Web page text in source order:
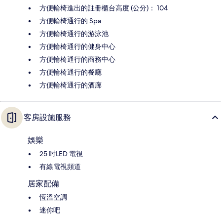
方便輪椅進出的註冊櫃台高度 (公分)： 104
方便輪椅通行的 Spa
方便輪椅通行的游泳池
方便輪椅通行的健身中心
方便輪椅通行的商務中心
方便輪椅通行的餐廳
方便輪椅通行的酒廊
客房設施服務
娛樂
25 吋LED 電視
有線電視頻道
居家配備
恆溫空調
迷你吧